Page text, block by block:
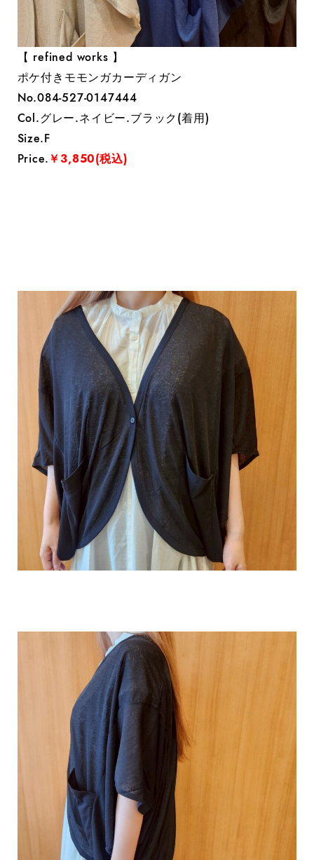
【 refined works 】
ポケ付きモモンガカーディガン
No.084-527-0147444
Col.グレー.ネイビー.ブラック(着用)
Size.F
Price.￥3,850(税込)